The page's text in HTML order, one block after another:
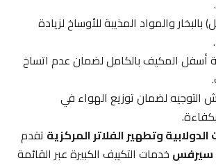
والمواد المذيبة للأوساخ لزيادة
المكيف بالكامل لضمان عدم اتساخ
لضمان توزيع الهواء في
وتطهير الفلاتر المركزيةتقدم
خدمات التكييف الكبيرة عبر القائمة